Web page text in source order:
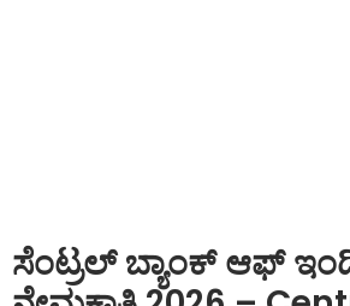
ಸೆಂಟ್ರಲ್ ಬ್ಯಾಂಕ್ ಆಫ್